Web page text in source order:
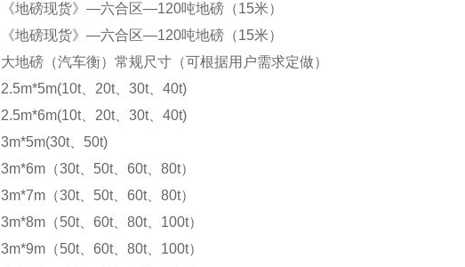
《地磅现货》—六合区—120吨地磅（15米）
《地磅现货》—六合区—120吨地磅（15米）
大地磅（汽车衡）常规尺寸（可根据用户需求定做）
2.5m*5m(10t、20t、30t、40t)
2.5m*6m(10t、20t、30t、40t)
3m*5m(30t、50t)
3m*6m（30t、50t、60t、80t）
3m*7m（30t、50t、60t、80t）
3m*8m（50t、60t、80t、100t）
3m*9m（50t、60t、80t、100t）